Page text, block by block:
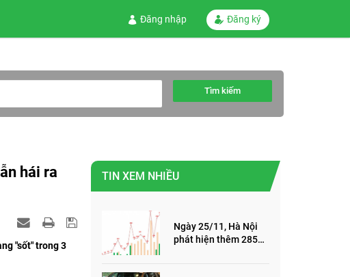
Đăng nhập Đăng ký
Tìm kiếm
hái ra
"sốt" trong 3
TIN XEM NHIỀU
Ngày 25/11, Hà Nội
phát hiện thêm 285